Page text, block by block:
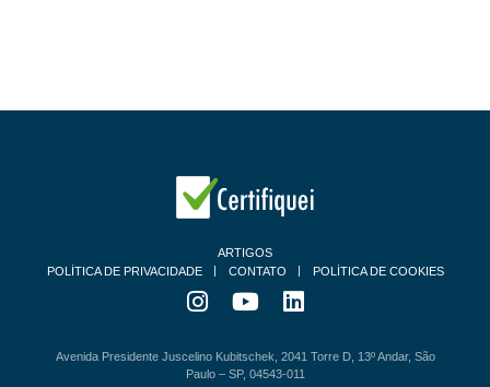
ARTIGOS
POLÍTICA DE PRIVACIDADE
CONTATO POLÍTICA DE COOKIES
Avenida Presidente Juscelino Kubitschek, 2041 Torre D, 13º Andar, São
Paulo – SP, 04543-011